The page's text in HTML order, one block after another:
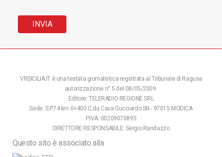
VRSICILIA.IT è una testata giornalistica registrata al Tribunale di Ragusa
autorizzazione n° 5 del 08/05/2009.
Editore: TELERADIO REGIONE SRL
Sede: S.P.74 km 0+400 C.da Cava Gucciardo SN - 97015 MODICA
P.IVA: 00209070895
DIRETTORE RESPONSABILE: Sergio Randazzo
Questo sito è associato alla